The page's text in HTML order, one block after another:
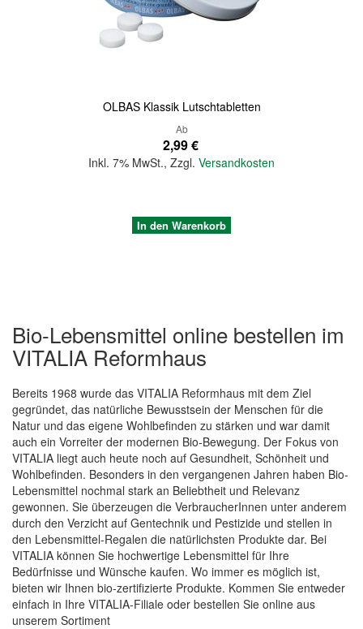
OLBAS Klassik Lutschtabletten
Ab
2,99 €
Inkl. 7% MwSt., Zzgl. Versandkosten
Quickview
In den Warenkorb
Bio-Lebensmittel online bestellen im
VITALIA Reformhaus
Bereits 1968 wurde das VITALIA Reformhaus mit dem Ziel
gegründet, das natürliche Bewusstsein der Menschen für die
Natur und das eigene Wohlbefinden zu stärken und war damit
auch ein Vorreiter der modernen Bio-Bewegung. Der Fokus von
VITALIA liegt auch heute noch auf Gesundheit, Schönheit und
Wohlbefinden. Besonders in den vergangenen Jahren haben Bio-
Lebensmittel nochmal stark an Beliebtheit und Relevanz
gewonnen. Sie überzeugen die VerbraucherInnen unter anderem
durch den Verzicht auf Gentechnik und Pestizide und stellen in
den Lebensmittel-Regalen die natürlichsten Produkte dar. Bei
VITALIA können Sie hochwertige Lebensmittel für Ihre
Bedürfnisse und Wünsche kaufen. Wo immer es möglich ist,
bieten wir Ihnen bio-zertifizierte Produkte. Kommen Sie entweder
einfach in Ihre VITALIA-Filiale oder bestellen Sie online aus
unserem Sortiment